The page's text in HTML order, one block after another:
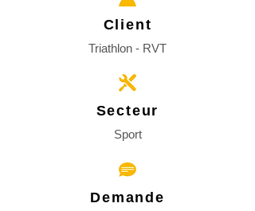
Client
Triathlon - RVT
Secteur
Sport
Demande